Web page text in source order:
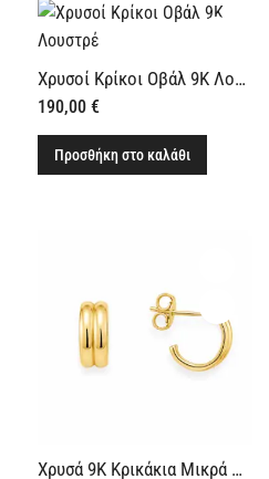
Χρυσοί Κρίκοι Οβάλ 9Κ Λουστρέ
190,00 €
Προσθήκη στο καλάθι
Χρυσά 9Κ Κρικάκια Μικρά Φαρδιά